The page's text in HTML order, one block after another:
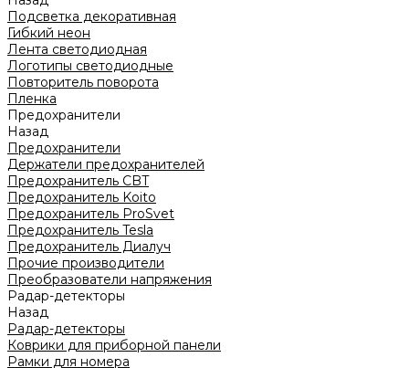
Подсветка декоративная
Гибкий неон
Лента светодиодная
Логотипы светодиодные
Повторитель поворота
Пленка
Предохранители
Назад
Предохранители
Держатели предохранителей
Предохранитель CBT
Предохранитель Koito
Предохранитель ProSvet
Предохранитель Tesla
Предохранитель Диалуч
Прочие производители
Преобразователи напряжения
Радар-детекторы
Назад
Радар-детекторы
Коврики для приборной панели
Рамки для номера